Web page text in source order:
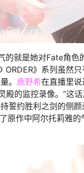
的就是她对Fate角色
ORDER》系列虽然
。 鹿野希在直播里说
殿的监控录像。”这
誓约胜利之剑的侧
原作中阿尔托莉雅的